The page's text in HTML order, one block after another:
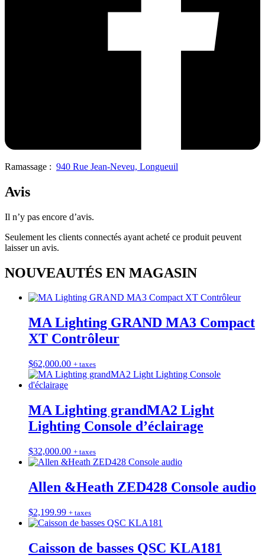
Ramassage : 940 Rue Jean-Neveu, Longueuil
Avis
Il n’y pas encore d’avis.
Seulement les clients connectés ayant acheté ce produit peuvent
laisser un avis.
NOUVEAUTÉS EN MAGASIN
MA Lighting GRAND MA3 Compact
XT Contrôleur
$62,000.00 + taxes
MA Lighting grandMA2 Light
Lighting Console d’éclairage
$32,000.00 + taxes
Allen &Heath ZED428 Console audio
$2,199.99 + taxes
Caisson de basses QSC KLA181